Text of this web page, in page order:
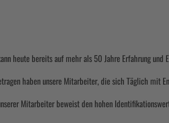
heute bereits auf mehr als 50 Jahre Erfahrung und
haben unsere Mitarbeiter, die sich Täglich mit
Mitarbeiter beweist den hohen